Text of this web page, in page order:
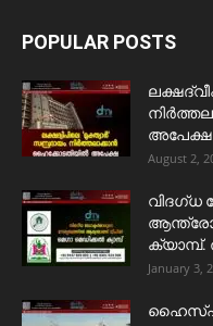
POPULAR POSTS
അപേക്ഷ
August 2,
വിദഗ്ധ
January 3,